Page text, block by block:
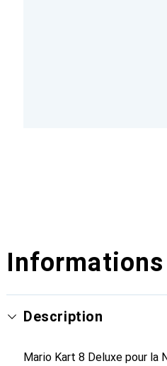
Description
Mario Kart 8 Deluxe pour la